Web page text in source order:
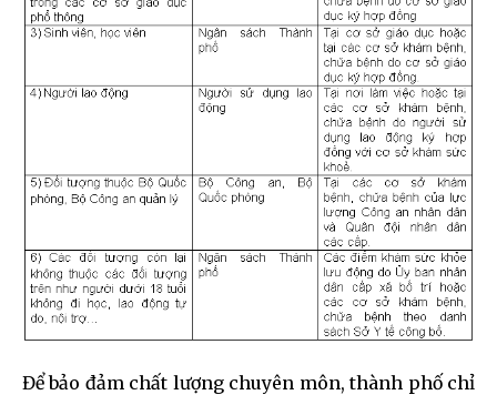
Để bảo đảm chất lượng chuyên môn, thành phố chỉ